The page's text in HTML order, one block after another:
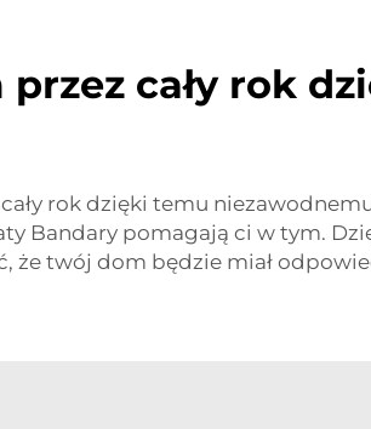
cały rok
rok dzięki temu
Bandary pomagają ci w tym.
że twój dom będzie miał